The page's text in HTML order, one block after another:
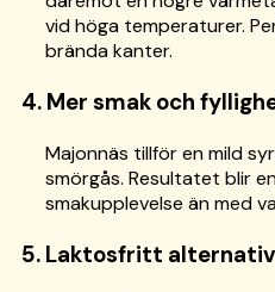
vid höga temperaturer.
brända kanter.
4. Mer smak och
Majonnäs tillför en mild
smörgås. Resultatet blir
smakupplevelse än med
5. Laktosfritt alternativ